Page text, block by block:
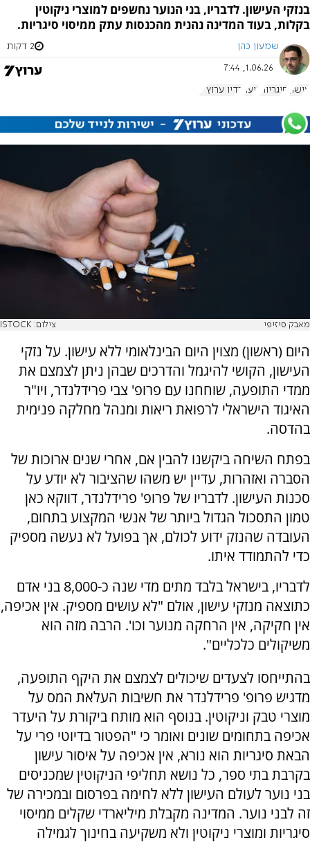
בנזקי העישון. לדבריו, בני הנוער נחשפים למוצרי ניקוטין
בקלות, בעוד המדינה נהנית מהכנסות עתק ממיסוי סיגריות.
שמעון כהן 2 דקות
1.06.26, 7:44
עישון סיגריות נוער רדיו ערוץ 7
מאבק סיזיפי צילום: ISTOCK
היום (ראשון) מצוין היום הבינלאומי ללא עישון. על נזקי
העישון, הקושי להיגמל והדרכים שבהן ניתן לצמצם את
ממדי התופעה, שוחחנו עם פרופ' צבי פרידלנדר, ויו"ר
האיגוד הישראלי לרפואת ריאות ומנהל מחלקה פנימית
בהדסה.
בפתח השיחה ביקשנו להבין אם, אחרי שנים ארוכות של
הסברה ואזהרות, עדיין יש משהו שהציבור לא יודע על
סכנות העישון. לדבריו של פרופ' פרידלנדר, דווקא כאן
טמון התסכול הגדול ביותר של אנשי המקצוע בתחום,
העובדה שהנזק ידוע לכולם, אך בפועל לא נעשה מספיק
כדי להתמודד איתו.
לדבריו, בישראל בלבד מתים מדי שנה כ-8,000 בני אדם
כתוצאה מנזקי עישון, אולם "לא עושים מספיק. אין אכיפה,
אין חקיקה, אין הרחקה מנוער וכו'. הרבה מזה הוא
משיקולים כלכליים".
בהתייחסו לצעדים שיכולים לצמצם את היקף התופעה,
מדגיש פרופ' פרידלנדר את חשיבות העלאת המס על
מוצרי טבק וניקוטין. בנוסף הוא מותח ביקורת על היעדר
אכיפה בתחומים שונים ואומר כי "הפטור בדיוטי פרי על
הבאת סיגריות הוא נורא, אין אכיפה על איסור עישון
בקרבת בתי ספר, כל נושא תחליפי הניקוטין שמכניסים
בני נוער לעולם העישון ללא לחימה בפרסום ובמכירה של
זה לבני נוער. המדינה מקבלת מיליארדי שקלים ממיסוי
סיגריות ומוצרי ניקוטין ולא משקיעה בחינוך לגמילה